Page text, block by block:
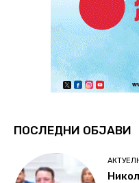
ПОСЛЕДНИ ОБЈАВИ